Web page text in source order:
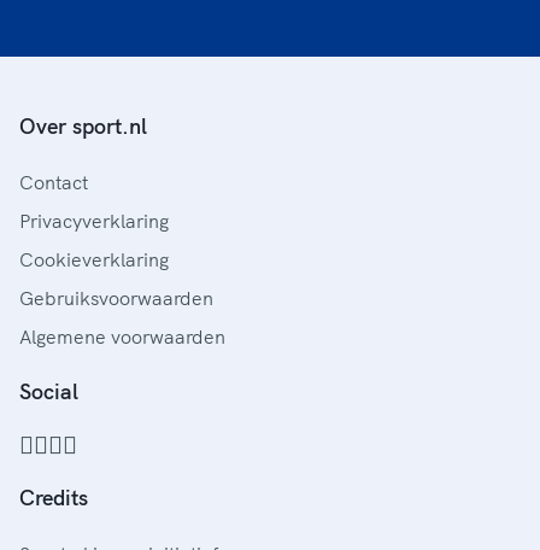
Over sport.nl
Contact
Privacyverklaring
Cookieverklaring
Gebruiksvoorwaarden
Algemene voorwaarden
Social
Credits